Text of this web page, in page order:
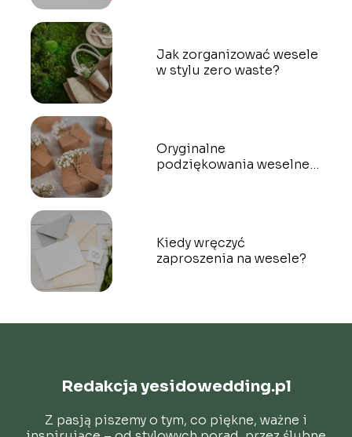
Jak zorganizować wesele
w stylu zero waste?
Oryginalne
podziękowania weselne –
Kiedy wręczyć
zaproszenia na wesele?
Redakcja yesidowedding.pl
Z pasją piszemy o tym, co piękne, ważne i